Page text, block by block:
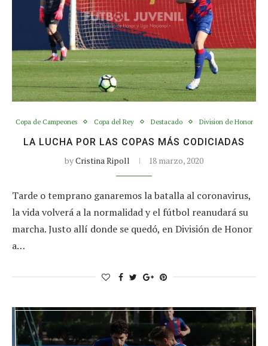
Copa de Campeones Copa del Rey Destacado Division de Honor
LA LUCHA POR LAS COPAS MÁS CODICIADAS
byCristina Ripoll 18 marzo, 2020
Tarde o temprano ganaremos la batalla al coronavirus,
la vida volverá a la normalidad y el fútbol reanudará su
marcha. Justo allí donde se quedó, en División de Honor
a…